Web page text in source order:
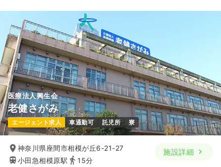
賞与4.2ヶ月
※経験3年の例
時間 8:30～17:30
4週8休以上
月給28万円以上可
気になる 詳細を見る
オペ室(手術室) 正看護師 一般病院
日勤のみ（常勤）
給与 30.1万円/月 賞与4.2ヶ月
※経験3年の例
時間 8:30～17:30
医療法人興生会
老健さがみ
エージェント求人 車通勤可 託児所 寮
神奈川県座間市相模が丘6-21-27
小田急相模原駅
15分
施設詳細